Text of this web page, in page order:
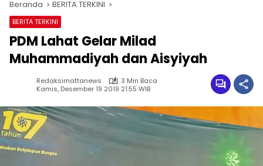
Beranda BERITA TERKINI
BERITA TERKINI
PDM Lahat Gelar Milad
Muhammadiyah dan Aisyiyah
Redaksimattanews
3 Min Baca
Kamis, Desember 19 2019 21:55 WIB